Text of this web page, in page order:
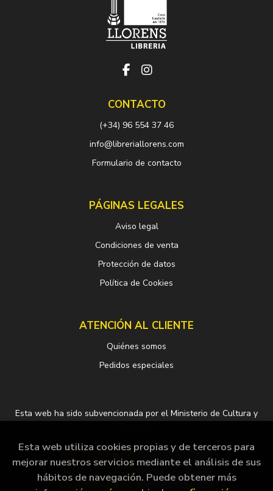
CONTACTO
(+34) 96 554 37 46
info@libreriallorens.com
Formulario de contacto
PÁGINAS LEGALES
Aviso legal
Condiciones de venta
Protección de datos
Política de Cookies
ATENCIÓN AL CLIENTE
Quiénes somos
Pedidos especiales
Esta web ha sido subvencionada por el Ministerio de Cultura y
Esta web utiliza cookies propias y de terceros para
mejorar nuestros servicios mediante el análisis de sus
hábitos de navegación. Puede obtener más